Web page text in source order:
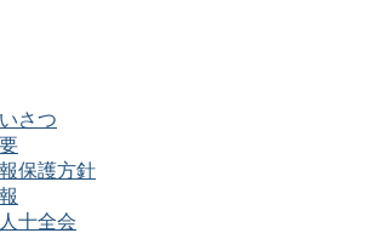
さつ
保護方針
十全会